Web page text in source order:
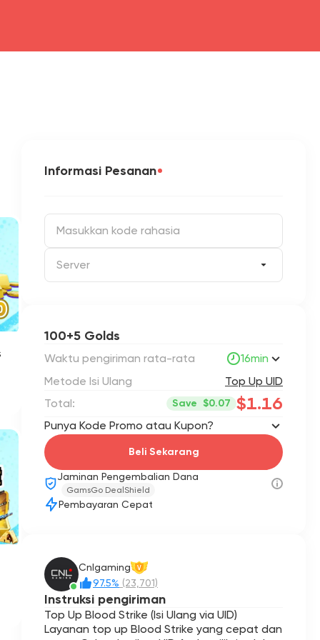
Informasi Pesanan
Server
100+5 Golds
Waktu pengiriman rata-rata
16min
Metode Isi Ulang
Top Up UID
Total:
Save $0.07 $1.16
Punya Kode Promo atau Kupon?
Beli Sekarang
Jaminan Pengembalian Dana
GamsGo DealShield
Pembayaran Cepat
Cnlgaming V
97.5% (23,701)
Instruksi pengiriman
Top Up Blood Strike (Isi Ulang via UID)
Layanan top up Blood Strike yang cepat dan